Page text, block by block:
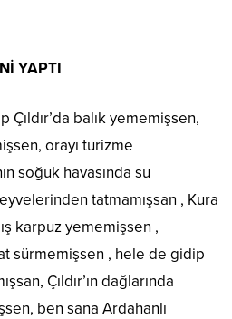
YAPTI
Çıldır’da balık yememişsen,
orayı turizme
soğuk havasında su
tatmamışsan , Kura
karpuz yememişsen ,
at sürmemişsen , hele de gidip
Çıldır’ın dağlarında
ben sana Ardahanlı